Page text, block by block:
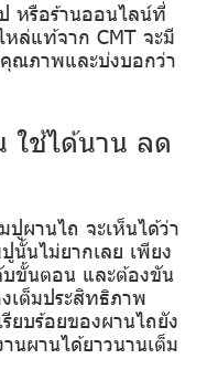
หรือร้านออนไลน์ที่
ล่แท้จาก CMT จะมี
ณภาพและบ่งบอกว่า
ใช้ได้นาน ลด
ผานไถ จะเห็นได้ว่า
นั้นไม่ยากเลย เพียง
ขั้นตอน และต้องขัน
เต็มประสิทธิภาพ
ยบร้อยของผานไถยัง
นผานได้ยาวนานเต็ม